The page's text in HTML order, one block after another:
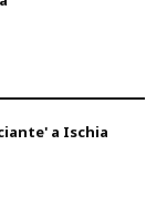
a Ischia